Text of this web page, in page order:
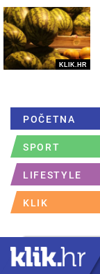
KLIK.HR
POČETNA
SPORT
LIFESTYLE
KLIK